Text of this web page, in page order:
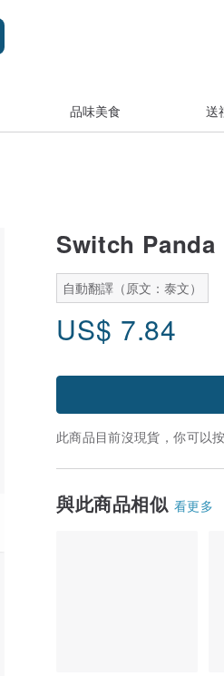
品味美食 送
Switch Panda
自動翻譯（原文：泰文）
US$ 7.84
此商品目前沒現貨，你可以
與此商品相似 看更多